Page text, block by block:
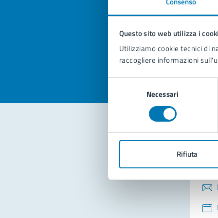
Questo sito web utilizza i
Utilizziamo cookie tecnici di
raccogliere informazioni
consenso
Necessari
Rifiuta